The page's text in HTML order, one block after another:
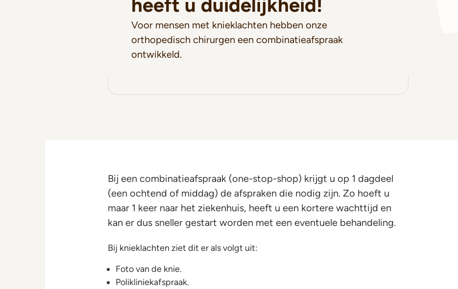
heeft u duidelijkheid!
Voor mensen met knieklachten hebben onze
orthopedisch chirurgen een combinatieafspraak
ontwikkeld.
Bij een combinatieafspraak (one-stop-shop) krijgt u op 1 dagdeel
(een ochtend of middag) de afspraken die nodig zijn. Zo hoeft u
maar 1 keer naar het ziekenhuis, heeft u een kortere wachttijd en
kan er dus sneller gestart worden met een eventuele behandeling.
Bij knieklachten ziet dit er als volgt uit:
Foto van de knie.
Polikliniekafspraak.